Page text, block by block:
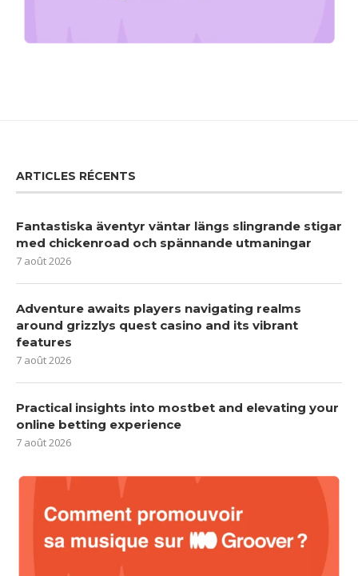
ARTICLES RÉCENTS
Fantastiska äventyr väntar längs slingrande stigar
med chickenroad och spännande utmaningar
7 août 2026
Adventure awaits players navigating realms
around grizzlys quest casino and its vibrant
features
7 août 2026
Practical insights into mostbet and elevating your
online betting experience
7 août 2026